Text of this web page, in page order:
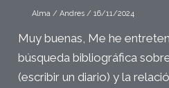
Alma / Andres / 16/11/2024
Muy buenas, Me he
búsqueda bibliográfica
(escribir un diario) y la